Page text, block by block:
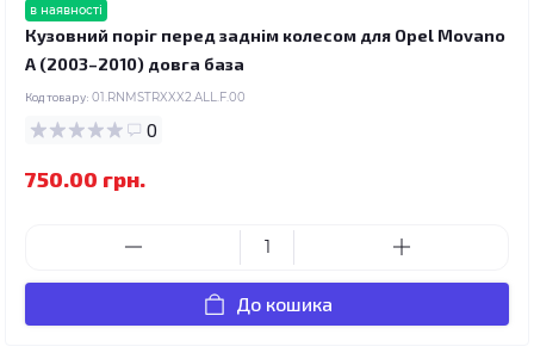
в наявності
Кузовний поріг перед заднім колесом для Opel Movano
A (2003–2010) довга база
Код товару: 01.RNMSTRXXX2.ALL.F.00
0
750.00 грн.
До кошика